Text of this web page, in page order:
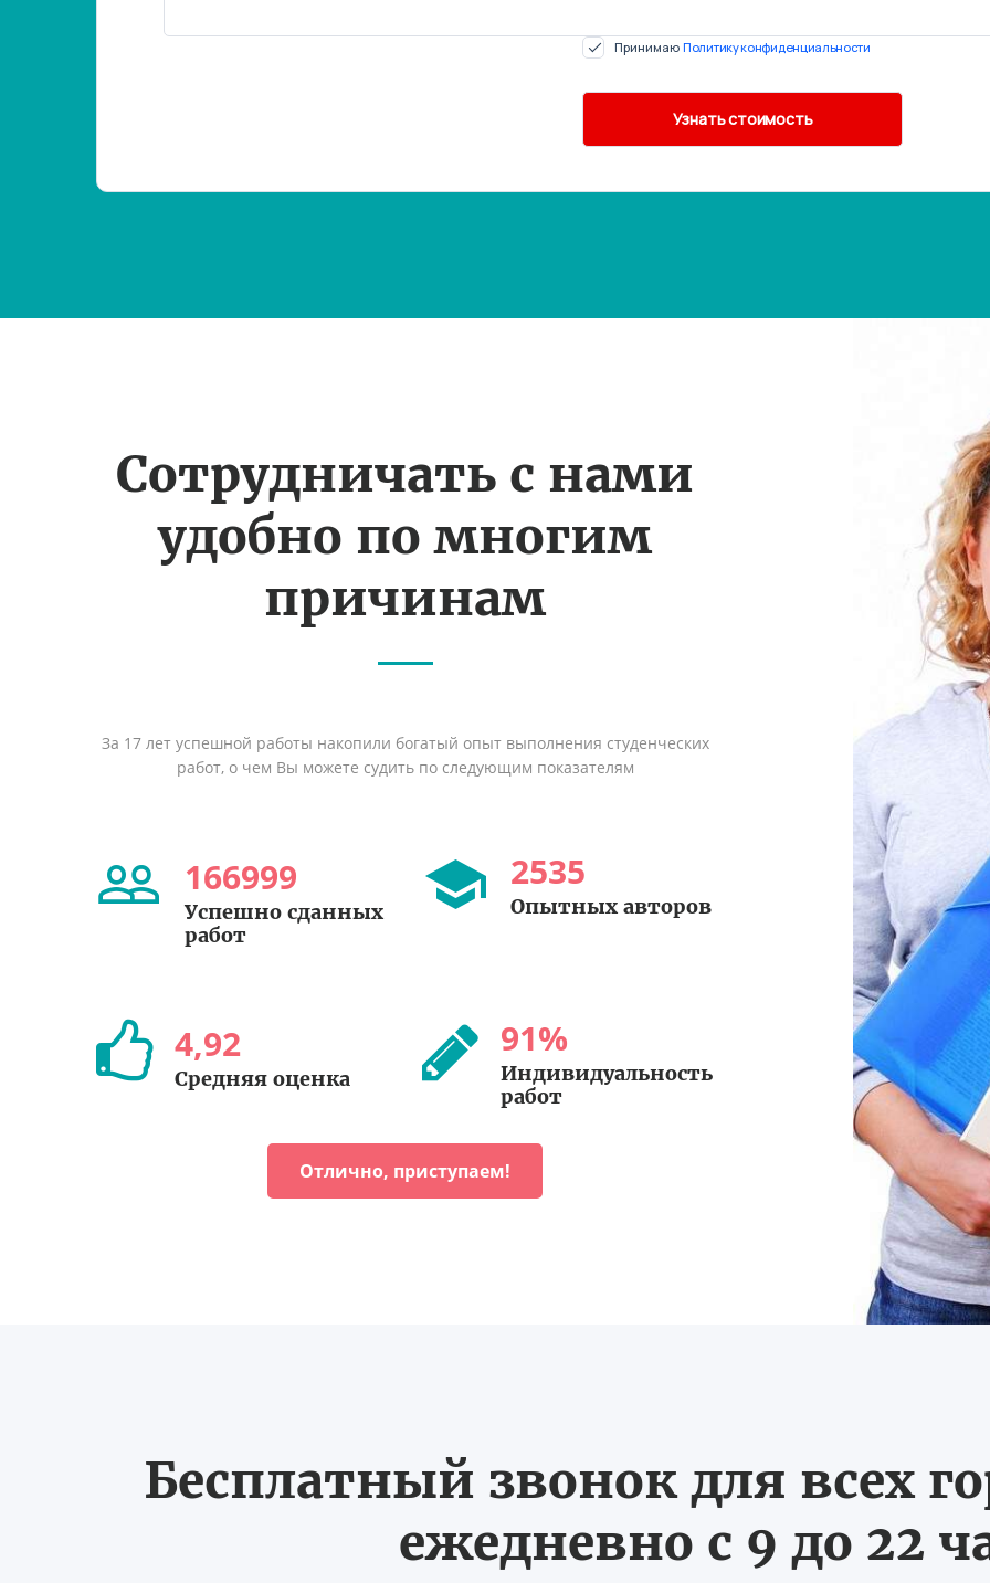
Принимаю Политику конфиденциальности
Сотрудничать с нами
удобно по многим
причинам
За 17 лет успешной работы накопили богатый опыт выполнения студенческих
работ, о чем Вы можете судить по следующим показателям
166999
Успешно сданных
работ
2535
Опытных авторов
4,92
Средняя оценка
91%
Индивидуальность
работ
Отлично, приступаем!
Бесплатный звонок для всех
ежедневно с 9 до 22